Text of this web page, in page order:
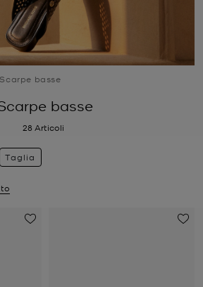
Scarpe basse
basse
28 Articoli
Taglia